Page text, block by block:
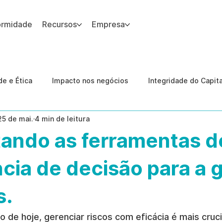
Recursos Empresa
e Ética Impacto nos negócios Integridade do
Estudos de caso
Internas Ética da IA revenção de ameaças internas
as ferramentas
de decisão para a
de mai. 4 min de leitura
de hoje, gerenciar riscos com eficácia é mais